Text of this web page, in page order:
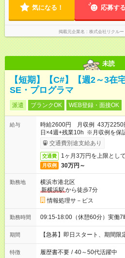
気になる！ 応募する
掲載元企業名 株式会社リクル
未読
【短期】【C#】【週2～3在
SE・プログラマ
派遣 ブランクOK WEB登録・面接OK
給与
時給2600円 月収例 43万2250
日×4週+残業10h ※月収例を保
与即受取りサービス利用可（利
交通費別途支給あり
交通費 1ヶ月3万円を上限とし
月収例 30万円～
勤務地
横浜市港北区
新横浜駅から徒歩7分
情報処理サ－ビス
勤務時間 09:15-18:00（休憩60分）実働7
期間 【急募】即日スタート、期
特徴 履歴書不要 / 40～50代活躍中